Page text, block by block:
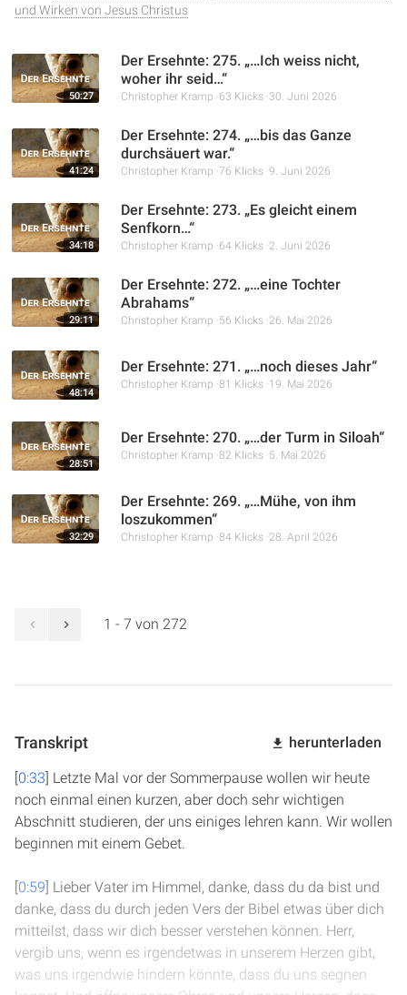
und Wirken von Jesus Christus
50:27
Der Ersehnte: 275. „…Ich weiss nicht,
woher ihr seid…“
Christopher Kramp 63 Klicks 30. Juni 2026
41:24
Der Ersehnte: 274. „…bis das Ganze
durchsäuert war.“
Christopher Kramp 76 Klicks 9. Juni 2026
34:18
Der Ersehnte: 273. „Es gleicht einem
Senfkorn…“
Christopher Kramp 64 Klicks 2. Juni 2026
29:11
Der Ersehnte: 272. „…eine Tochter
Abrahams“
Christopher Kramp 56 Klicks 26. Mai 2026
48:14
Der Ersehnte: 271. „…noch dieses Jahr“
Christopher Kramp 81 Klicks 19. Mai 2026
28:51
Der Ersehnte: 270. „…der Turm in Siloah“
Christopher Kramp 82 Klicks 5. Mai 2026
32:29
Der Ersehnte: 269. „…Mühe, von ihm
loszukommen“
Christopher Kramp 84 Klicks 28. April 2026
1 - 7 von 272
Transkript herunterladen
[0:33] Letzte Mal vor der Sommerpause wollen wir heute
noch einmal einen kurzen, aber doch sehr wichtigen
Abschnitt studieren, der uns einiges lehren kann. Wir wollen
beginnen mit einem Gebet.
[0:59] Lieber Vater im Himmel, danke, dass du da bist und
danke, dass du durch jeden Vers der Bibel etwas über dich
mitteilst, dass wir dich besser verstehen können. Herr,
vergib uns, wenn es irgendetwas in unserem Herzen gibt,
was uns irgendwie hindern könnte, dass du uns segnen